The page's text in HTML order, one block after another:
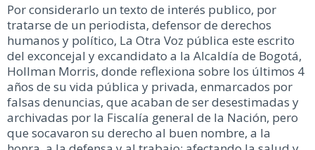
Por considerarlo un texto de interés publico, por
tratarse de un periodista, defensor de derechos
humanos y político, La Otra Voz pública este escrito
del exconcejal y excandidato a la Alcaldía de Bogotá,
Hollman Morris, donde reflexiona sobre los últimos 4
años de su vida pública y privada, enmarcados por
falsas denuncias, que acaban de ser desestimadas y
archivadas por la Fiscalía general de la Nación, pero
que socavaron su derecho al buen nombre, a la